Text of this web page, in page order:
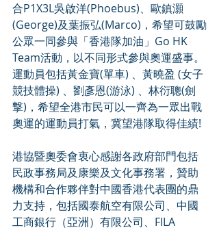
合P1X3L吳啟洋(​Phoebus)、歐鎮灝
(George)及葉振弘(Marco​)，希望可鼓勵
公眾一同參與「香港隊加油」Go HK
Team活動，以不同形式參與奧運盛事。
運動員包括黃金寶(單車) 、黃曉盈 (女子
競技體操) 、劉彥恩(游泳) 、林衍聰(劍
撃)，希望全港市民可以一齊為一眾出戰
奧運的運動員打氣，冀望港隊取得佳績!
港協暨奧委會衷心感謝各政府部門包括
民政事務局及康樂及文化事務署，贊助
機構和合作夥伴對中國香港代表團的鼎
力支持，包括國泰航空有限公司、中國
工商銀行（亞洲）有限公司、FILA